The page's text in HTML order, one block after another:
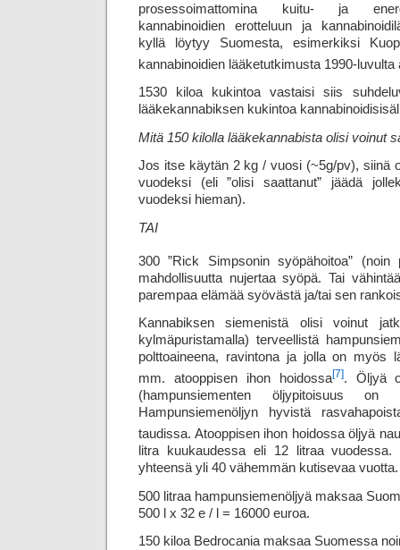
prosessoimattomina kuitu- ja
kannabinoidien erotteluun ja
kyllä löytyy Suomesta, esimerkiksi
kannabinoidien lääke­tutkimusta 1990-luvulta
1530 kiloa kukintoa vastaisi siis
lääkekannabiksen kukintoa
Mitä 150 kilolla lääkekannabista olisi voinut
Jos itse käytän 2 kg / vuosi (~5g/pv), siinä
vuodeksi (eli ”olisi saattanut” jäädä
vuodeksi hieman).
TAI
300 ”Rick Simpsonin syöpähoitoa”
mahdollisuutta nujertaa syöpä. Tai
parempaa elämää syövästä ja/tai sen
Kannabiksen siemenistä olisi voinut
kylmäpuristamalla) terveellistä
polttoaineena, ravintona ja jolla on myös
mm. atooppisen ihon hoidossa[7]. Öljyä
(hampunsiementen öljypitoisuus
Hampunsiemenöljyn hyvistä
taudissa. Atooppisen ihon hoidossa öljyä
litra kuukaudessa eli 12 litraa
yhteensä yli 40 vähemmän kutisevaa vuotta.
500 litraa hampunsiemenöljyä maksaa
500 l x 32 e / l = 16000 euroa.
150 kiloa Bedrocania maksaa Suomessa